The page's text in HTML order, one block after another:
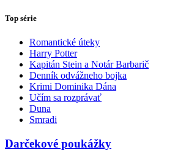
Top série
Romantické úteky
Harry Potter
Kapitán Stein a Notár Barbarič
Denník odvážneho bojka
Krimi Dominika Dána
Učím sa rozprávať
Duna
Smradi
Darčekové poukážky